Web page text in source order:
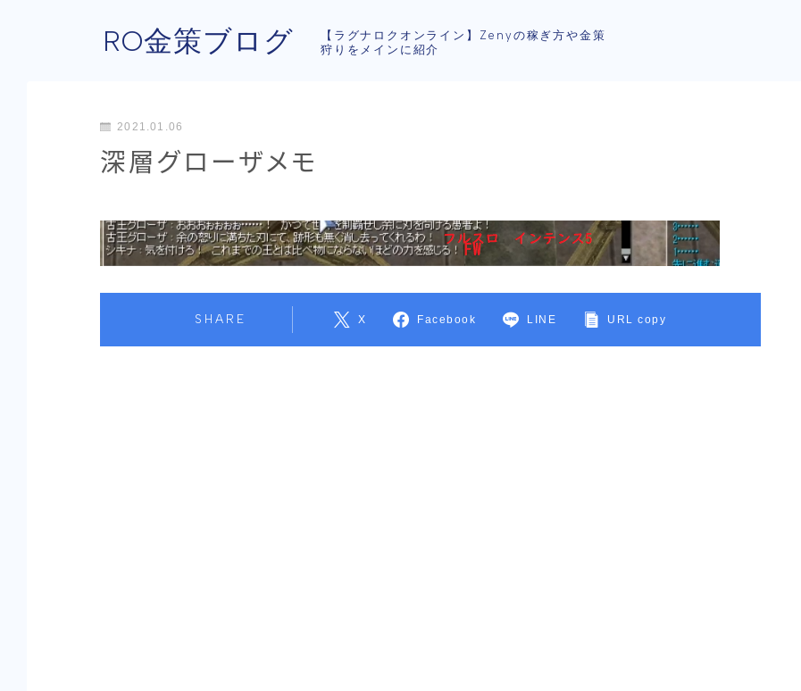
RO金策ブログ
【ラグナロクオンライン】Zenyの稼ぎ方や金策
狩りをメインに紹介
2021.01.06
深層グローザメモ
SHARE X Facebook LINE URL copy